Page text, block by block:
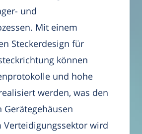
und
Mit einem
Steckerdesign für
können
und hohe
werden, was den
Gerätegehäusen
wird